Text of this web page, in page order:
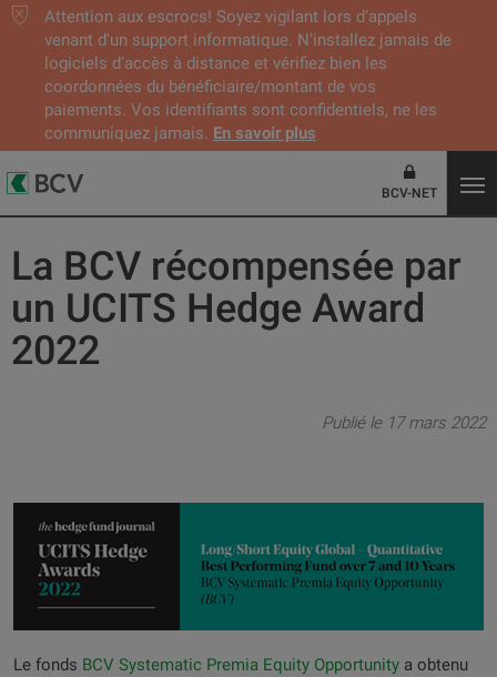
Attention aux escrocs! Soyez vigilant lors d’appels
venant d'un support informatique. N’installez jamais de
logiciels d’accès à distance et vérifiez bien les
coordonnées du bénéficiaire/montant de vos
paiements. Vos identifiants sont confidentiels, ne les
communiquez jamais. En savoir plus
BCV-NET
La BCV récompensée par
un UCITS Hedge Award
2022
Publié le 17 mars 2022
Le fonds BCV Systematic Premia Equity Opportunity a obtenu